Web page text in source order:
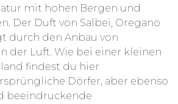
auf der Farm und auf
durch die Aufklärungsarbeit
Formen der Tierhaltung. Als
du außerdem wertvolles Wissen
von Pferden.
mit hohen Bergen und
Der Duft von Salbei, Oregano
durch den Anbau von
der Luft. Wie bei einer kleinen
findest du hier
Dörfer, aber ebenso
beeindruckende